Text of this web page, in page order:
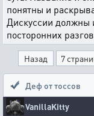
понятны и
Дискуссии должны
посторонних
Назад 7
Деф от тоссов
VanillaKitty